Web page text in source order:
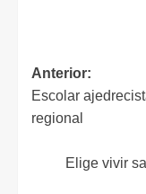
Anterior:
Escolar
regional
Elige vivir